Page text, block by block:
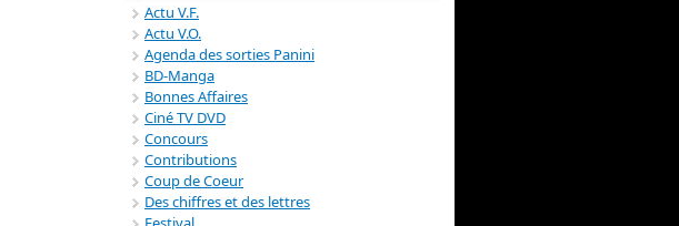
Actu V.F.
Actu V.O.
Agenda des sorties Panini
BD-Manga
Bonnes Affaires
Ciné TV DVD
Concours
Contributions
Coup de Coeur
Des chiffres et des lettres